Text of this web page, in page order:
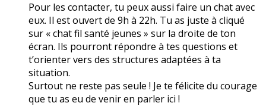
Pour les contacter, tu peux aussi faire un chat avec
eux. Il est ouvert de 9h à 22h. Tu as juste à cliqué
sur « chat fil santé jeunes » sur la droite de ton
écran. Ils pourront répondre à tes questions et
t’orienter vers des structures adaptées à ta
situation.
Surtout ne reste pas seule ! Je te félicite du courage
que tu as eu de venir en parler ici !